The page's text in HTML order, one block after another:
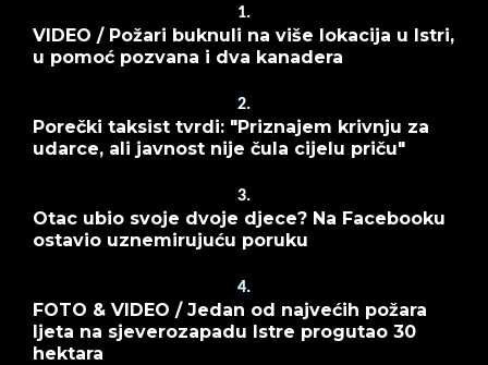
1.
VIDEO / Požari buknuli na više lokacija u Istri,
u pomoć pozvana i dva kanadera
2.
Porečki taksist tvrdi: "Priznajem krivnju za
udarce, ali javnost nije čula cijelu priču"
3.
Otac ubio svoje dvoje djece? Na Facebooku
ostavio uznemirujuću poruku
4.
FOTO & VIDEO / Jedan od najvećih požara
ljeta na sjeverozapadu Istre progutao 30
hektara